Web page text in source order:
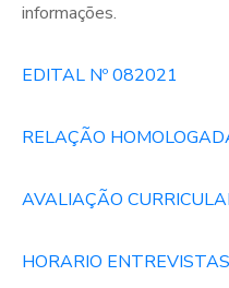
informações.
EDITAL Nº 082021
RELAÇÃO
AVALIAÇÃO
HORARIO